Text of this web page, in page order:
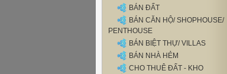
BÁN ĐẤT
BÁN CĂN HỘ/ SHOPHOUSE/
PENTHOUSE
BÁN BIỆT THỰ/ VILLAS
BÁN NHÀ HẺM
CHO THUÊ ĐẤT - KHO